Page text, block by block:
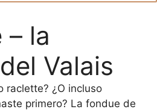
– la
Valais
raclette? ¿O incluso
primero? La fondue de